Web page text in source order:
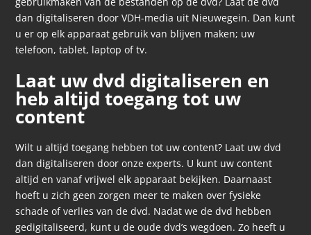
dan digitaliseren door VDH-media uit Nieuwegein. Dan kunt
u er op elk apparaat gebruik van blijven maken; uw
telefoon, tablet, laptop of tv.
Laat uw dvd digitaliseren en
heb altijd toegang tot uw
content
Wilt u altijd toegang hebben tot uw content? Laat uw dvd
dan digitaliseren door onze experts. U kunt uw content
altijd en vanaf vrijwel elk apparaat bekijken. Daarnaast
hoeft u zich geen zorgen meer te maken over fysieke
schade of verlies van de dvd. Nadat we de dvd hebben
gedigitaliseerd, kunt u de oude dvd’s wegdoen. Zo heeft u